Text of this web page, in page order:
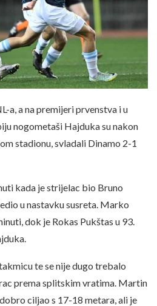
a, a na premijeri prvenstva i u
nogometaši Hajduka su nakon
stadionu, svladali Dinamo 2-1
kada je strijelac bio Bruno
u nastavku susreta. Marko
dok je Rokas Pukštas u 93.
te se nije dugo trebalo
prema splitskim vratima. Martin
ciljao s 17-18 metara, ali je